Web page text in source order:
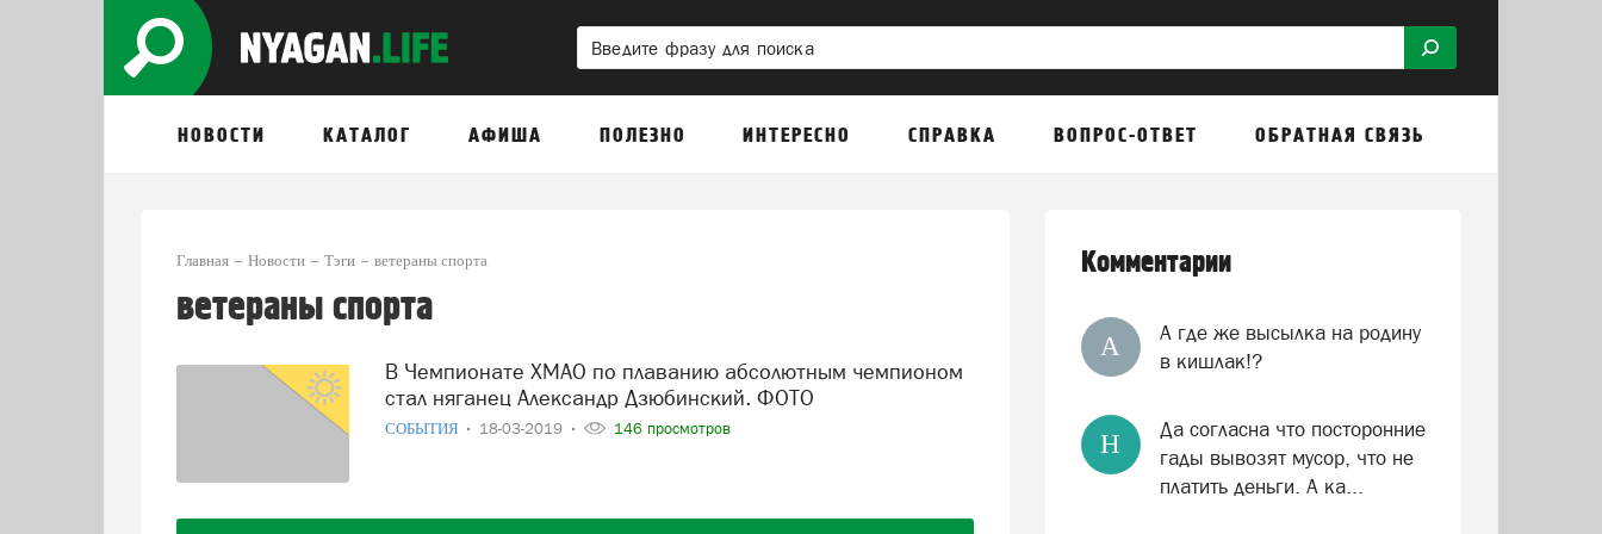
НОВОСТИ КАТАЛОГ АФИША ПОЛЕЗНО ИНТЕРЕСНО СПРАВКА ВОПРОС-ОТВЕТ ОБРАТНАЯ СВЯЗЬ
Главная Новости Тэги ветераны спорта
ветераны спорта
В Чемпионате ХМАО по плаванию абсолютным чемпионом
стал няганец Александр Дзюбинский. ФОТО
СОБЫТИЯ 18-03-2019 146 просмотров
Комментарии
А
А где же высылка на родину
в кишлак!?
Н
Да согласна что посторонние
гады вывозят мусор, что не
платить деньги. А ка...